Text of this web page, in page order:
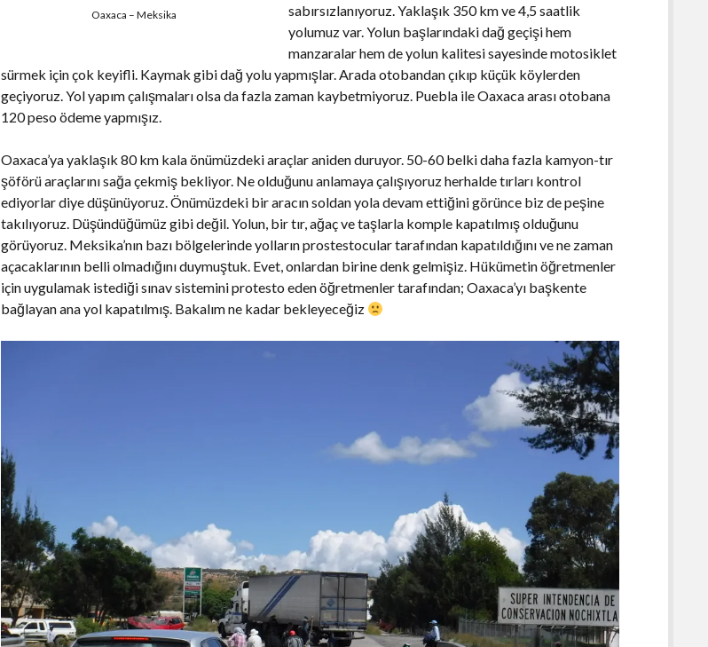
Oaxaca – Meksika
sabırsızlanıyoruz. Yaklaşık 350 km ve 4,5 saatlik
yolumuz var. Yolun başlarındaki dağ geçişi hem
manzaralar hem de yolun kalitesi sayesinde motosiklet
sürmek için çok keyifli. Kaymak gibi dağ yolu yapmışlar. Arada otobandan çıkıp küçük köylerden
geçiyoruz. Yol yapım çalışmaları olsa da fazla zaman kaybetmiyoruz. Puebla ile Oaxaca arası otobana
120 peso ödeme yapmışız.
Oaxaca’ya yaklaşık 80 km kala önümüzdeki araçlar aniden duruyor. 50-60 belki daha fazla kamyon-tır
şöförü araçlarını sağa çekmiş bekliyor. Ne olduğunu anlamaya çalışıyoruz herhalde tırları kontrol
ediyorlar diye düşünüyoruz. Önümüzdeki bir aracın soldan yola devam ettiğini görünce biz de peşine
takılıyoruz. Düşündüğümüz gibi değil. Yolun, bir tır, ağaç ve taşlarla komple kapatılmış olduğunu
görüyoruz. Meksika’nın bazı bölgelerinde yolların prostestocular tarafından kapatıldığını ve ne zaman
açacaklarının belli olmadığını duymuştuk. Evet, onlardan birine denk gelmişiz. Hükümetin öğretmenler
için uygulamak istediği sınav sistemini protesto eden öğretmenler tarafından; Oaxaca’yı başkente
bağlayan ana yol kapatılmış. Bakalım ne kadar bekleyeceğiz